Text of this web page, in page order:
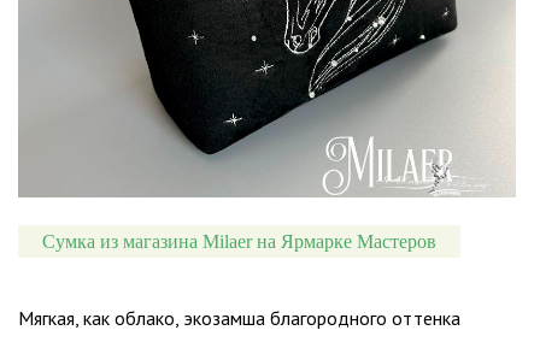
Сумка из магазина Milaer на Ярмарке Мастеров
Мягкая, как облако, экозамша благородного оттенка